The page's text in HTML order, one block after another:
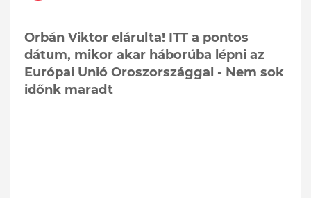
Orbán Viktor elárulta! ITT a pontos
dátum, mikor akar háborúba lépni az
Európai Unió Oroszországgal - Nem sok
időnk maradt